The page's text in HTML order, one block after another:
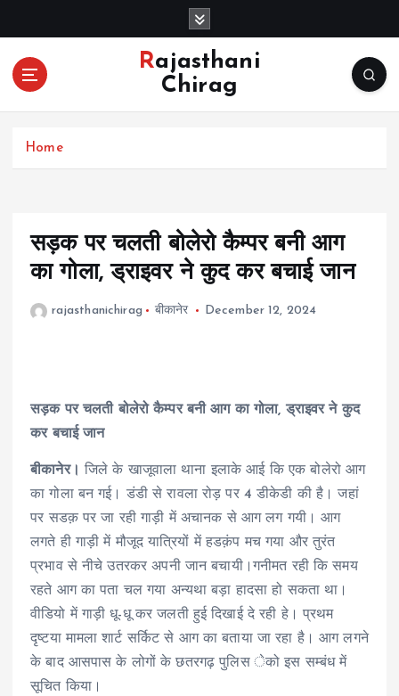
o
Rajasthani
Chirag
Home
सड़क पर चलती बोलेरो कैम्पर बनी आग
का गोला, ड्राइवर ने कुद कर बचाई जान
rajasthanichirag बीकानेर December 12, 2024
सड़क पर चलती बोलेरो कैम्पर बनी आग का गोला, ड्राइवर ने कुद
कर बचाई जान
बीकानेर। जिले के खाजूवाला थाना इलाके आई कि एक बोलेरो आग
का गोला बन गई। डंडी से रावला रोड़ पर 4 डीकेडी की है। जहां
पर सडक़ पर जा रही गाड़ी में अचानक से आग लग गयी। आग
लगते ही गाड़ी में मौजूद यात्रियों में हडक़ंप मच गया और तुरंत
प्रभाव से नीचे उतरकर अपनी जान बचायी।गनीमत रही कि समय
रहते आग का पता चल गया अन्यथा बड़ा हादसा हो सकता था।
वीडियो में गाड़ी धू-धू कर जलती हुई दिखाई दे रही हे। प्रथम
दृष्टया मामला शार्ट सर्किट से आग का बताया जा रहा है। आग लगने
के बाद आसपास के लोगों के छतरगढ़ पुलिस ेको इस सम्बंध में
सूचित किया।